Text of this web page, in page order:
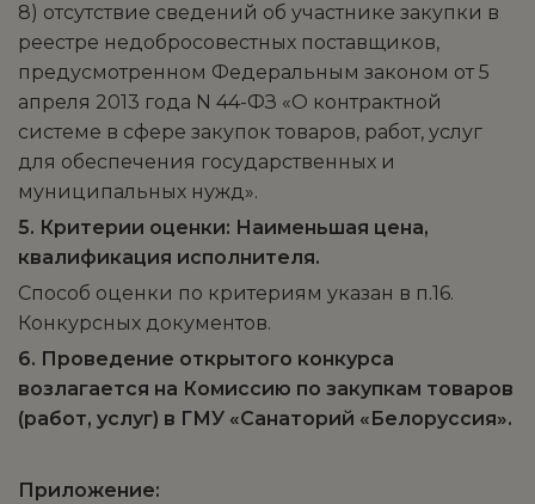
8) отсутствие сведений об участнике закупки в
реестре недобросовестных поставщиков,
предусмотренном Федеральным законом от 5
апреля 2013 года N 44-ФЗ «О контрактной
системе в сфере закупок товаров, работ, услуг
для обеспечения государственных и
муниципальных нужд».
5. Критерии оценки: Наименьшая цена,
квалификация исполнителя.
Способ оценки по критериям указан в п.16.
Конкурсных документов.
6. Проведение открытого конкурса
возлагается на Комиссию по закупкам товаров
(работ, услуг) в ГМУ «Санаторий «Белоруссия».
Приложение: